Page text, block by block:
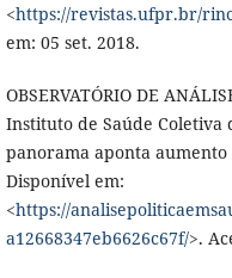
<https://revistas.ufpr.br/
em: 05 set. 2018.
OBSERVATÓRIO DE
Instituto de Saúde Coletiva
panorama aponta aumento
Disponível em:
<https://
a12668347eb6626c67f/>.